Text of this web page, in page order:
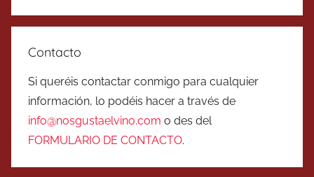
Contacto
Si queréis contactar conmigo para cualquier
información, lo podéis hacer a través de
info@nosgustaelvino.com o des del
FORMULARIO DE CONTACTO.